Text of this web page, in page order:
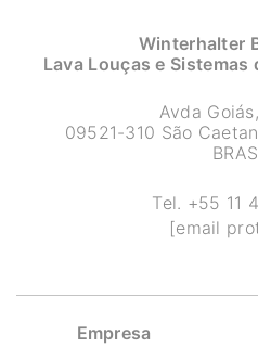
Winterhalter
Lava Louças e
Avda
09521-310 São
Tel. +55 11
[email
Empresa